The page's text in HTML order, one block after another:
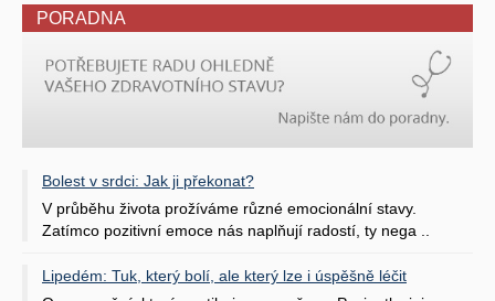
PORADNA
Bolest v srdci: Jak ji překonat?
V průběhu života prožíváme různé emocionální stavy.
Zatímco pozitivní emoce nás naplňují radostí, ty nega ..
Lipedém: Tuk, který bolí, ale který lze i úspěšně léčit